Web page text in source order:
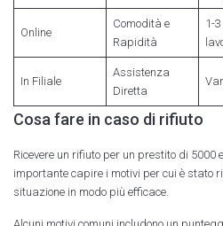
Online
Comodità e
Rapidità
1-
In Filiale
Assistenza
Diretta
Cosa fare in caso di rifiuto
Ricevere un rifiuto per un prestito di 5000
importante capire i motivi per cui è stato
situazione in modo più efficace.